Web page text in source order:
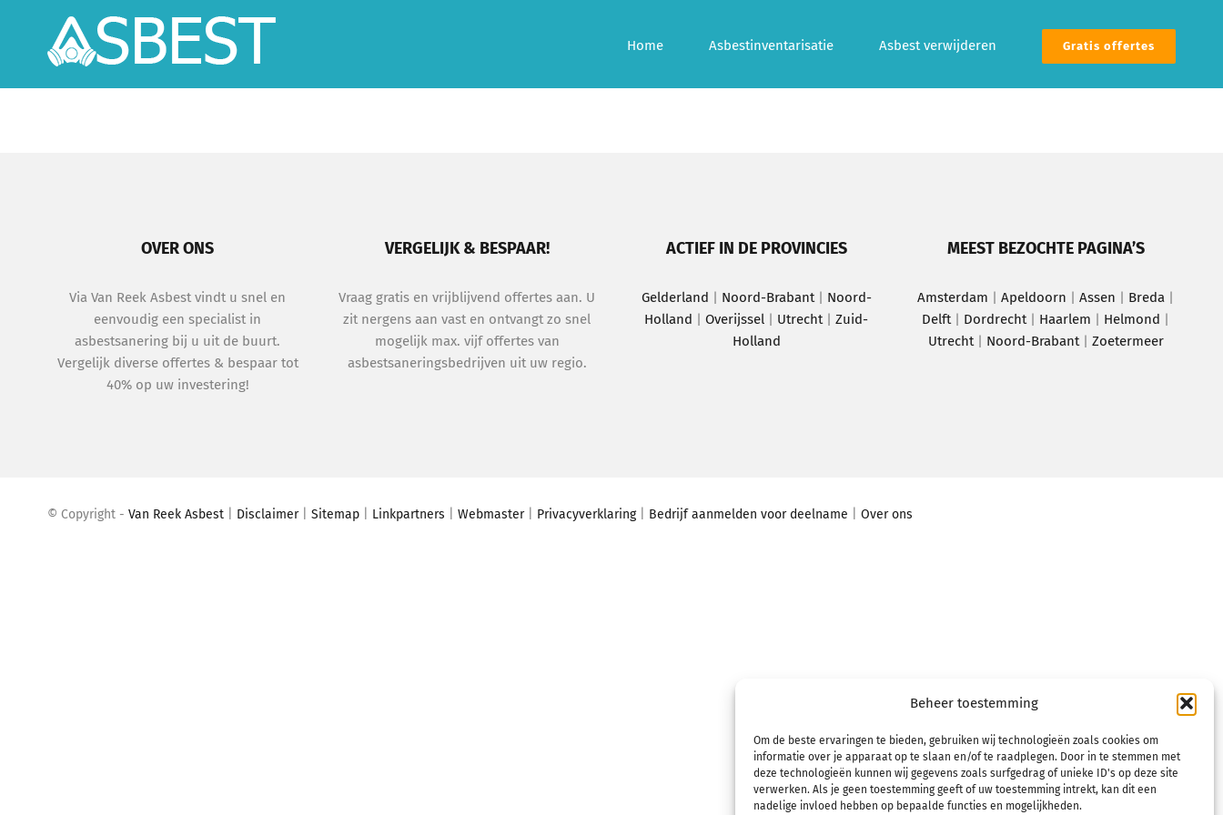
Beheer toestemming
Om de beste ervaringen te bieden, gebruiken wij technologieën zoals cookies om
informatie over je apparaat op te slaan en/of te raadplegen. Door in te stemmen met
deze technologieën kunnen wij gegevens zoals surfgedrag of unieke ID's op deze site
verwerken. Als je geen toestemming geeft of uw toestemming intrekt, kan dit een
nadelige invloed hebben op bepaalde functies en mogelijkheden.
Home Asbestinventarisatie Asbest verwijderen Gratis offertes
OVER ONS
Via Van Reek Asbest vindt u snel en
eenvoudig een specialist in
asbestsanering bij u uit de buurt.
Vergelijk diverse offertes & bespaar tot
40% op uw investering!
VERGELIJK & BESPAAR!
Vraag gratis en vrijblijvend offertes aan. U
zit nergens aan vast en ontvangt zo snel
mogelijk max. vijf offertes van
asbestsaneringsbedrijven uit uw regio.
ACTIEF IN DE PROVINCIES
Gelderland | Noord-Brabant| Noord-
Holland | Overijssel | Utrecht| Zuid-
Holland
MEEST BEZOCHTE PAGINA’S
Amsterdam | Apeldoorn | Assen | Breda |
Delft| Dordrecht| Haarlem | Helmond |
Utrecht| Noord-Brabant| Zoetermeer
© Copyright - Van Reek Asbest Disclaimer| Sitemap Linkpartners Webmaster| Privacyverklaring| Bedrijf aanmelden voor deelname Over ons